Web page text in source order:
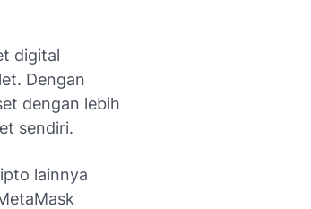
digital
Dengan
dengan lebih
sendiri.
lainnya